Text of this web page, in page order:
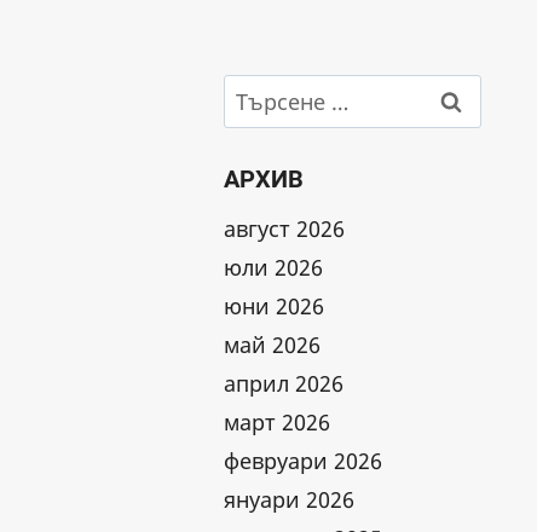
Търсене
за:
АРХИВ
август 2026
юли 2026
юни 2026
май 2026
април 2026
март 2026
февруари 2026
януари 2026